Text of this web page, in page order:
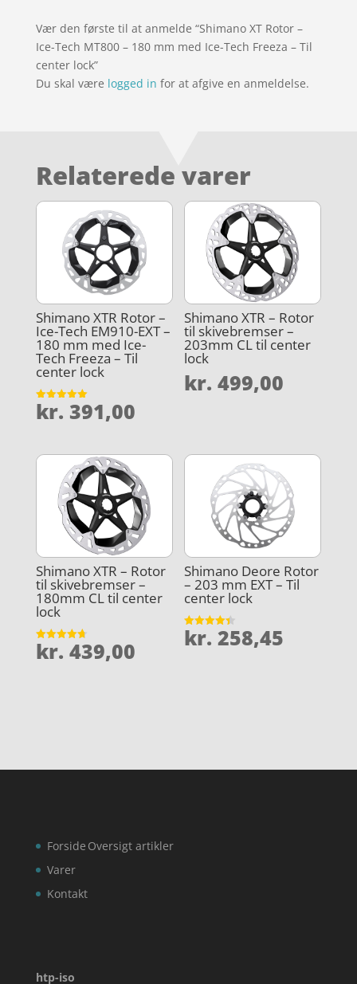
Vær den første til at anmelde “Shimano XT Rotor –
Ice-Tech MT800 – 180 mm med Ice-Tech Freeza – Til
center lock”
Du skal være logged in for at afgive en anmeldelse.
Relaterede varer
Shimano XTR Rotor –
Ice-Tech EM910-EXT –
180 mm med Ice-
Tech Freeza – Til
center lock
Vurderet
5
kr. 391,00
Shimano XTR – Rotor
til skivebremser –
203mm CL til center
lock
kr. 499,00
Shimano XTR – Rotor
til skivebremser –
180mm CL til center
lock
Vurderet
4.7
kr. 439,00
Shimano Deore Rotor
– 203 mm EXT – Til
center lock
Vurderet
4.4
kr. 258,45
Forside
Varer
Kontakt
Oversigt artikler
htp-iso